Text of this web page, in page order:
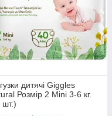
дитячі Giggles
Розмір 2 Mini 3-6 кг.
шт.)